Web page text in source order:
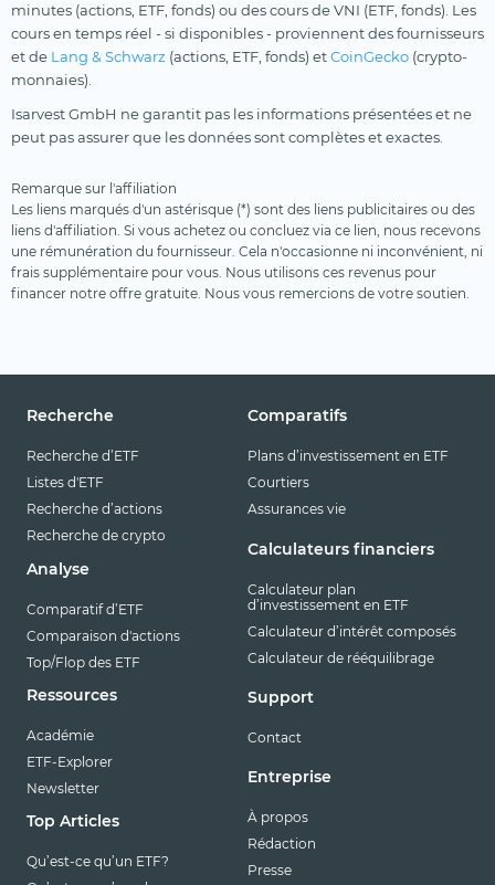
minutes (actions, ETF, fonds) ou des cours de VNI (ETF, fonds). Les
cours en temps réel - si disponibles - proviennent des fournisseurs
et de Lang & Schwarz (actions, ETF, fonds) etCoinGecko (crypto-
monnaies).
Isarvest GmbH ne garantit pas les informations présentées et ne
peut pas assurer que les données sont complètes et exactes.
Remarque sur l'affiliation
Les liens marqués d'un astérisque (*) sont des liens publicitaires ou des
liens d'affiliation. Si vous achetez ou concluez via ce lien, nous recevons
une rémunération du fournisseur. Cela n'occasionne ni inconvénient, ni
frais supplémentaire pour vous. Nous utilisons ces revenus pour
financer notre offre gratuite. Nous vous remercions de votre soutien.
Recherche
Recherche d’ETF
Listes d'ETF
Recherche d’actions
Recherche de crypto
Analyse
Comparatif d’ETF
Comparaison d'actions
Top/Flop des ETF
Ressources
Académie
ETF-Explorer
Newsletter
Top Articles
Qu’est-ce qu’un ETF?
Comparatifs
Plans d’investissement en ETF
Courtiers
Assurances vie
Calculateurs financiers
Calculateur plan
d’investissement en ETF
Calculateur d’intérêt composés
Calculateur de rééquilibrage
Support
Contact
Entreprise
À propos
Rédaction
Presse